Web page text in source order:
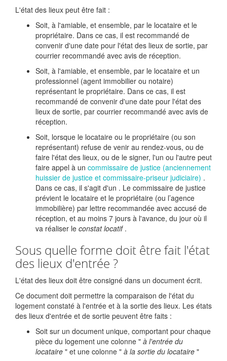
L'état des lieux peut être fait :
Soit, à l'amiable, et ensemble, par le locataire et le
propriétaire. Dans ce cas, il est recommandé de
convenir d'une date pour l'état des lieux de sortie, par
courrier recommandé avec avis de réception.
Soit, à l'amiable, et ensemble, par le locataire et un
professionnel (agent immobilier ou notaire)
représentant le propriétaire. Dans ce cas, il est
recommandé de convenir d'une date pour l'état des
lieux de sortie, par courrier recommandé avec avis de
réception.
Soit, lorsque le locataire ou le propriétaire (ou son
représentant) refuse de venir au rendez-vous, ou de
faire l'état des lieux, ou de le signer, l'un ou l'autre peut
faire appel à un commissaire de justice (anciennement
huissier de justice et commissaire-priseur judiciaire) .
Dans ce cas, il s'agit d'un . Le commissaire de justice
prévient le locataire et le propriétaire (ou l’agence
immobilière) par lettre recommandée avec accusé de
réception, et au moins 7 jours à l'avance, du jour où il
va réaliser le constat locatif .
Sous quelle forme doit être fait l'état
des lieux d'entrée ?
L'état des lieux doit être consigné dans un document écrit.
Ce document doit permettre la comparaison de l'état du
logement constaté à l'entrée et à la sortie des lieux. Les états
des lieux d'entrée et de sortie peuvent être faits :
Soit sur un document unique, comportant pour chaque
pièce du logement une colonne " à l'entrée du
locataire " et une colonne " à la sortie du locataire "